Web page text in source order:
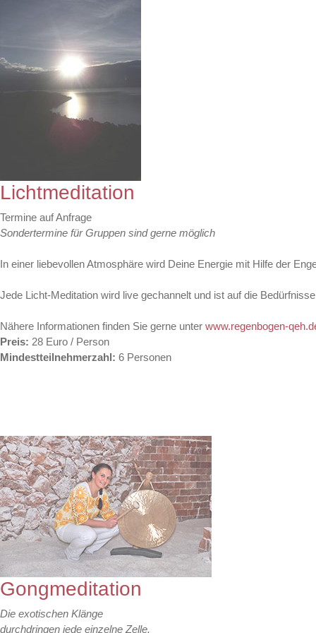
Lichtmeditation
Termine auf Anfrage
Sondertermine für Gruppen sind gerne möglich
In einer liebevollen Atmosphäre wird Deine Energie mit Hilfe der
Jede Licht-Meditation wird live gechannelt und ist auf die
Nähere Informationen finden Sie gerne unter www.regenbogen-
Preis: 28 Euro / Person
Mindestteilnehmerzahl: 6 Personen
Gongmeditation
Die exotischen Klänge
durchdringen jede einzelne Zelle.